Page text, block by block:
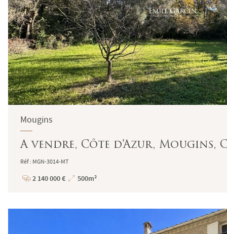
Mougins
A vendre, Côte d'Azur, Mougins,
Réf : MGN-3014-MT
Prix
2 140 000 €
Superficie
500m²